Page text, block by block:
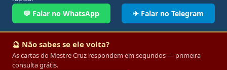
💬 Falar no WhatsApp ✈ Falar no Telegram
🔮 Não sabes se ele volta?
As cartas do Mestre Cruz respondem em segundos — primeira
consulta grátis.